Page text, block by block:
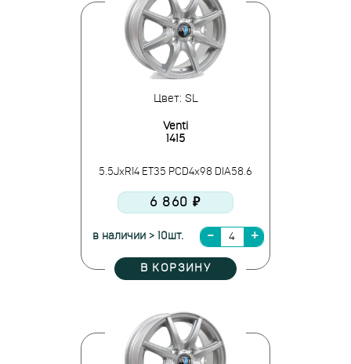
Цвет: SL
Venti
1415
5.5JxR14 ET35 PCD4x98 DIA58.6
6 860 ₽
в наличии > 10шт.
В КОРЗИНУ